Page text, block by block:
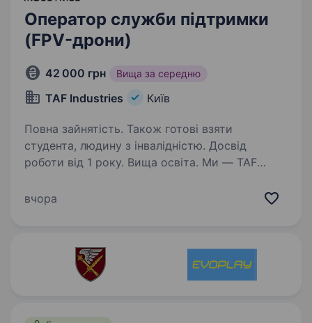
Оператор служби підтримки
(FPV-дрони)
42 000 грн Вища за середню
TAF Industries Київ
Повна зайнятість. Також готові взяти
студента, людину з інвалідністю. Досвід
роботи від 1 року. Вища освіта. Ми — TAF
та розробки військових технологій від FPV-
аеророзвідки, шукаємо Оператора служби…
вчора